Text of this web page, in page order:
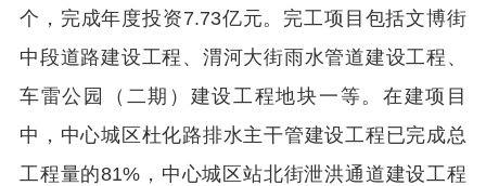
个，完成年度投资7.73亿元。完工项目包括文博街
中段道路建设工程、渭河大街雨水管道建设工程、
车雷公园（二期）建设工程地块一等。在建项目
中，中心城区杜化路排水主干管建设工程已完成总
工程量的81%，中心城区站北街泄洪通道建设工程